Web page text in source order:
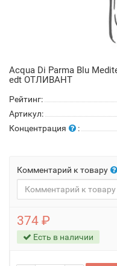
Acqua Di Parma Blu
edt ОТЛИВАНТ
Рейтинг:
Артикул:
Концентрация
:
Комментарий к товару
374 ₽
Есть в наличии